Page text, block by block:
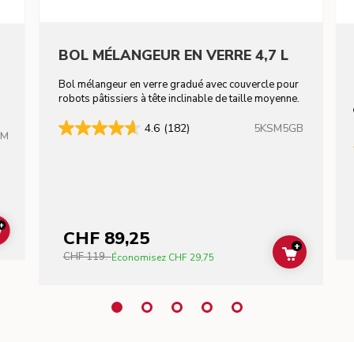
ADD TO CART
BOL MÉLANGEUR EN VERRE 4,7 L
Bol mélangeur en verre gradué avec couvercle pour
robots pâtissiers à tête inclinable de taille moyenne.
4.6 (182) 5KSM5GB
CHF 89,25
CHF 119.-Économisez CHF 29,75 ADD TO
+